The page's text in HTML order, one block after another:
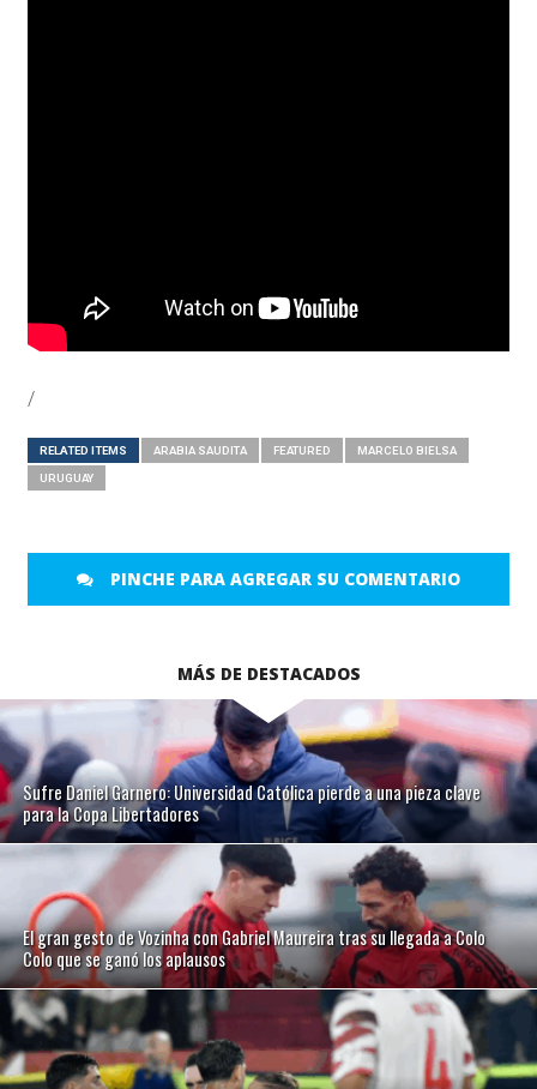
/
RELATED ITEMS ARABIA SAUDITA FEATURED MARCELO BIELSA
URUGUAY
PINCHE PARA AGREGAR SU COMENTARIO
MÁS DE DESTACADOS
Sufre Daniel Garnero: Universidad Católica pierde a una pieza clave
para la Copa Libertadores
El gran gesto de Vozinha con Gabriel Maureira tras su llegada a Colo
Colo que se ganó los aplausos